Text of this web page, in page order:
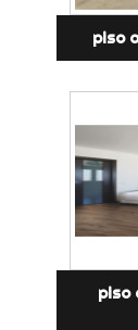
piso
piso